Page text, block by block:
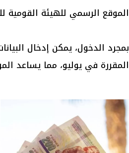
الموقع الرسمي للهيئة القومية
بمجرد الدخول، يمكن إدخال
المقررة في يوليو، مما يساعد